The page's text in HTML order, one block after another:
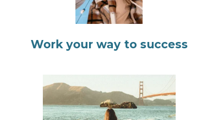
Work your way to success